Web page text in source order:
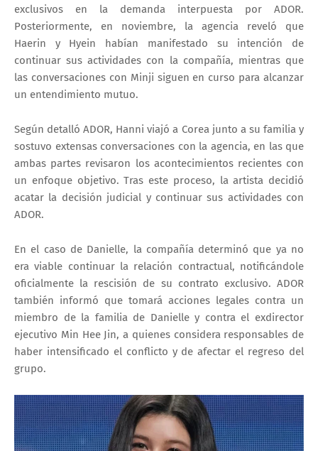
exclusivos en la demanda interpuesta por ADOR.
Posteriormente, en noviembre, la agencia reveló que
Haerin y Hyein habían manifestado su intención de
continuar sus actividades con la compañía, mientras que
las conversaciones con Minji siguen en curso para alcanzar
un entendimiento mutuo.
Según detalló ADOR, Hanni viajó a Corea junto a su familia y
sostuvo extensas conversaciones con la agencia, en las que
ambas partes revisaron los acontecimientos recientes con
un enfoque objetivo. Tras este proceso, la artista decidió
acatar la decisión judicial y continuar sus actividades con
ADOR.
En el caso de Danielle, la compañía determinó que ya no
era viable continuar la relación contractual, notificándole
oficialmente la rescisión de su contrato exclusivo. ADOR
también informó que tomará acciones legales contra un
miembro de la familia de Danielle y contra el exdirector
ejecutivo Min Hee Jin, a quienes considera responsables de
haber intensificado el conflicto y de afectar el regreso del
grupo.